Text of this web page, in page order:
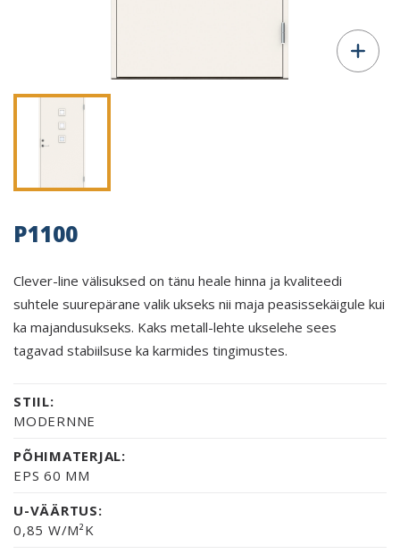
P1100
Clever-line välisuksed on tänu heale hinna ja kvaliteedi
suhtele suurepärane valik ukseks nii maja peasissekäigule kui
ka majandusukseks. Kaks metall-lehte ukselehe sees
tagavad stabiilsuse ka karmides tingimustes.
STIIL:
MODERNNE
PÕHIMATERJAL:
EPS 60 MM
U-VÄÄRTUS:
0,85 W/M²K